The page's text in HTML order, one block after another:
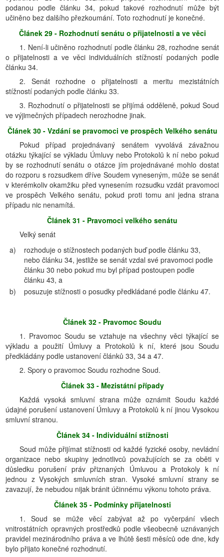
podanou podle článku 34, pokud takové rozhodnutí může být
učiněno bez dalšího přezkoumání. Toto rozhodnutí je konečné.
Článek 29 - Rozhodnutí senátu o přijatelnosti a ve věci
1. Není-li učiněno rozhodnutí podle článku 28, rozhodne senát
o přijatelnosti a ve věci individuálních stížností podaných podle
článku 34.
2. Senát rozhodne o přijatelnosti a meritu mezistátních
stížností podaných podle článku 33.
3. Rozhodnutí o přijatelnosti se přijímá odděleně, pokud Soud
ve výjimečných případech nerozhodne jinak.
Článek 30 - Vzdání se pravomoci ve prospěch Velkého senátu
Pokud případ projednávaný senátem vyvolává závažnou
otázku týkající se výkladu Úmluvy nebo Protokolů k ní nebo pokud
by se rozhodnutí senátu o otázce jím projednávané mohlo dostat
do rozporu s rozsudkem dříve Soudem vyneseným, může se senát
v kterémkoliv okamžiku před vynesením rozsudku vzdát pravomoci
ve prospěch Velkého senátu, pokud proti tomu ani jedna strana
případu nic nenamítá.
Článek 31 - Pravomoci velkého senátu
Velký senát
a)
rozhoduje o stížnostech podaných buď podle článku 33,
nebo článku 34, jestliže se senát vzdal své pravomoci podle
článku 30 nebo pokud mu byl případ postoupen podle
článku 43, a
b)
posuzuje stížnosti o posudky předkládané podle článku 47.
Článek 32 - Pravomoc Soudu
1. Pravomoc Soudu se vztahuje na všechny věci týkající se
výkladu a použití Úmluvy a Protokolů k ní, které jsou Soudu
předkládány podle ustanovení článků 33, 34 a 47.
2. Spory o pravomoc Soudu rozhodne Soud.
Článek 33 - Mezistátní případy
Každá vysoká smluvní strana může oznámit Soudu každé
údajné porušení ustanovení Úmluvy a Protokolů k ní jinou Vysokou
smluvní stranou.
Článek 34 - Individuální stížnosti
Soud může přijímat stížnosti od každé fyzické osoby, nevládní
organizace nebo skupiny jednotlivců považujících se za oběti v
důsledku porušení práv přiznaných Úmluvou a Protokoly k ní
jednou z Vysokých smluvních stran. Vysoké smluvní strany se
zavazují, že nebudou nijak bránit účinnému výkonu tohoto práva.
Článek 35 - Podmínky přijatelnosti
1. Soud se může věcí zabývat až po vyčerpání všech
vnitrostátních opravných prostředků podle všeobecně uznávaných
pravidel mezinárodního práva a ve lhůtě šesti měsíců ode dne, kdy
bylo přijato konečné rozhodnutí.